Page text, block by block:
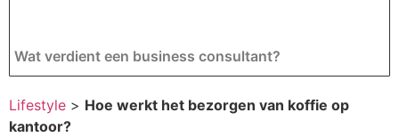
Wat verdient een business consultant?
Lifestyle > Hoe werkt het bezorgen van koffie op
kantoor?